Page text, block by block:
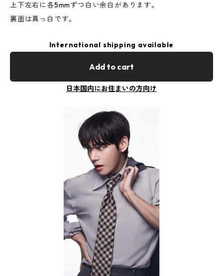
上下左右に各5mmずつ白い余白があります。
裏面は真っ白です。
International shipping available
Add to cart
日本国内にお住まいの方向け